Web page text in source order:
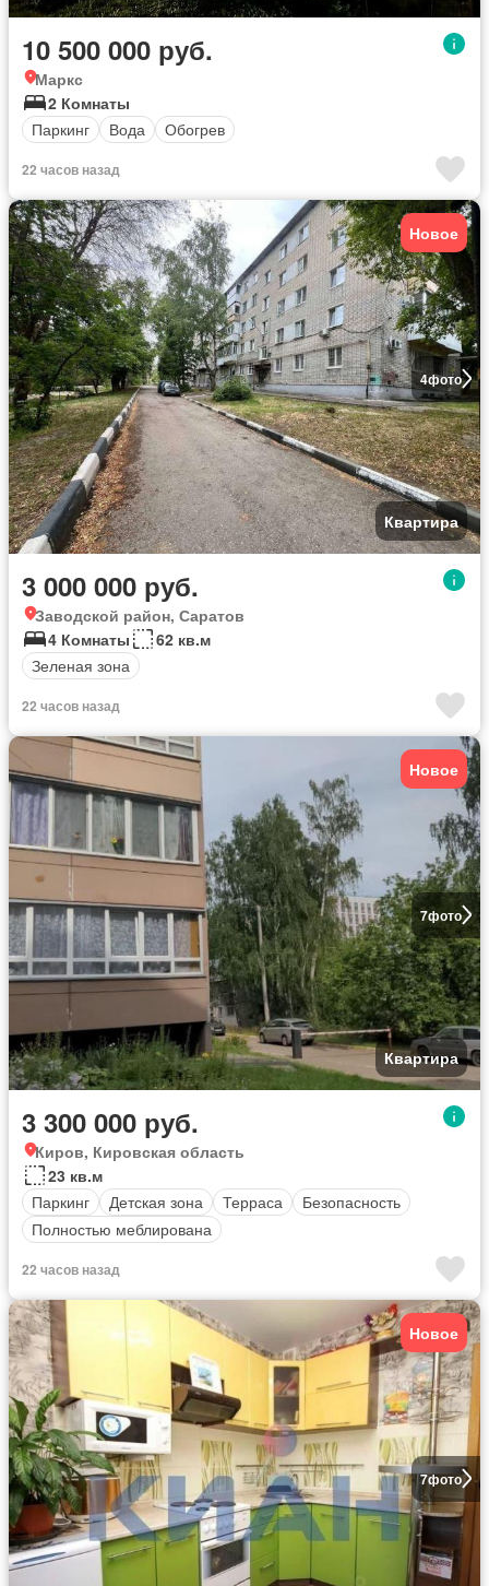
10 500 000 руб.
Маркс
2 Комнаты
Паркинг
Вода Обогрев
22 часов назад
4фото
Новое
Квартира
3 000 000 руб.
Заводской район, Саратов
4 Комнаты
62 кв.м
Зеленая зона
22 часов назад
7фото
Новое
Квартира
3 300 000 руб.
Киров, Кировская область
23 кв.м
Паркинг
Детская зона Терраса
Безопасность
Полностью меблирована
22 часов назад
7фото
Новое